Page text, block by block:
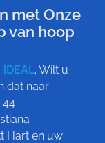
met Onze
van hoop
iDEAL. Wilt u
dat naar:
44
Hart en uw